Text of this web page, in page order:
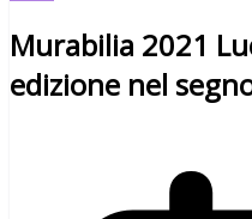
Murabilia 2021
edizione nel